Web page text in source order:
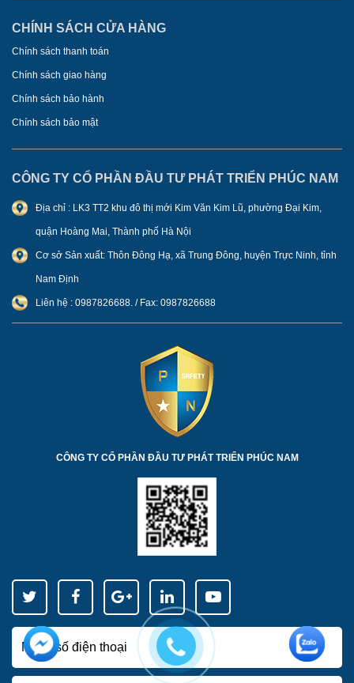
CHÍNH SÁCH CỬA HÀNG
Chính sách thanh toán
Chính sách giao hàng
Chính sách bảo hành
Chính sách bảo mật
CÔNG TY CỔ PHẦN ĐẦU TƯ PHÁT TRIỂN PHÚC NAM
Địa chỉ : LK3 TT2 khu đô thị mới Kim Văn Kim Lũ, phường Đại Kim,
quận Hoàng Mai, Thành phố Hà Nội
Cơ sở Sản xuất: Thôn Đông Hạ, xã Trung Đông, huyện Trực Ninh, tỉnh
Nam Định
Liên hệ : 0987826688. / Fax: 0987826688
CÔNG TY CỔ PHẦN ĐẦU TƯ PHÁT TRIỂN PHÚC NAM